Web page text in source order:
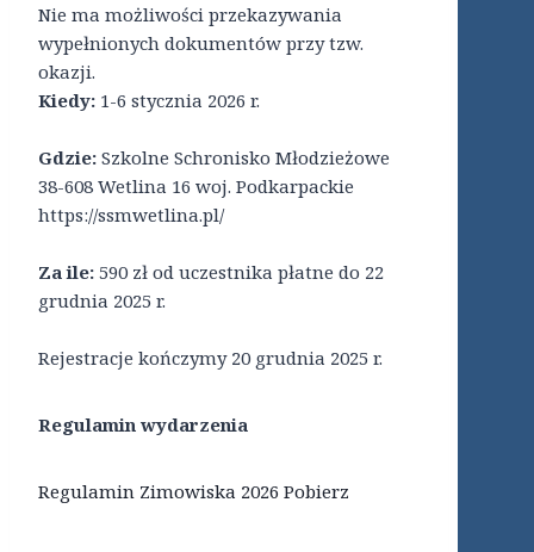
Nie ma możliwości przekazywania
wypełnionych dokumentów przy tzw.
okazji.
Kiedy: 1-6 stycznia 2026 r.
Gdzie: Szkolne Schronisko Młodzieżowe
38-608 Wetlina 16 woj. Podkarpackie
https://ssmwetlina.pl/
Za ile: 590 zł od uczestnika płatne do 22
grudnia 2025 r.
Rejestracje kończymy 20 grudnia 2025 r.
Regulamin wydarzenia
Regulamin Zimowiska 2026 Pobierz